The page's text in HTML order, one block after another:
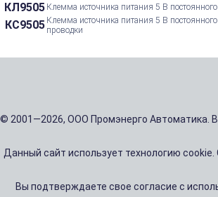
КЛ9505 Клемма источника питания 5 В постоянного
КС9505 Клемма источника питания 5 В
проводки
© 2001—2026, ООО Промэнерго Автоматика.
Данный сайт использует технологию cookie.
Вы подтверждаете свое согласие с